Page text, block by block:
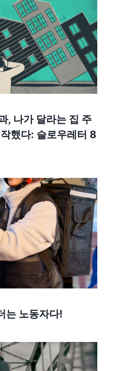
, 나가 달라는 집 주
했다: 슬로우레터 8
는 노동자다!